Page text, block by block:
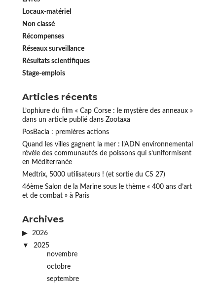
Locaux-matériel
Non classé
Récompenses
Réseaux surveillance
Résultats scientifiques
Stage-emplois
Articles récents
L’ophiure du film « Cap Corse : le mystère des anneaux »
dans un article publié dans Zootaxa
PosBacia : premières actions
Quand les villes gagnent la mer : l’ADN environnemental
révèle des communautés de poissons qui s’uniformisent
en Méditerranée
Medtrix, 5000 utilisateurs ! (et sortie du CS 27)
46ème Salon de la Marine sous le thème « 400 ans d’art
et de combat » à Paris
Archives
2026
2025
novembre
octobre
septembre